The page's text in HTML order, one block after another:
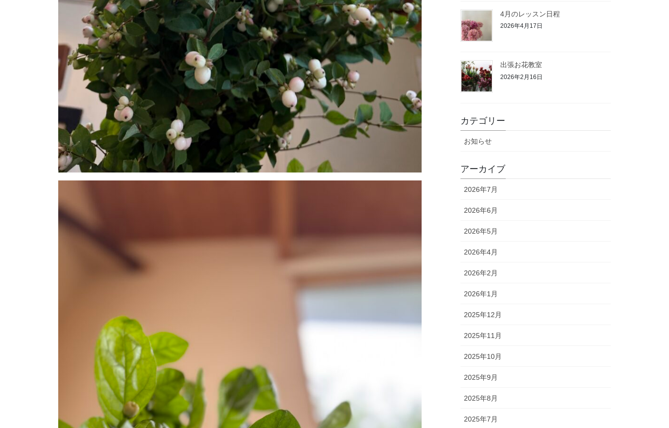
4月のレッスン日程
2026年4月17日
出張お花教室
2026年2月16日
カテゴリー
お知らせ
アーカイブ
2026年7月
2026年6月
2026年5月
2026年4月
2026年2月
2026年1月
2025年12月
2025年11月
2025年10月
2025年9月
2025年8月
2025年7月